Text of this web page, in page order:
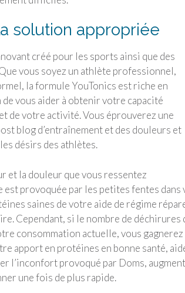
solution appropriée
créé pour les sports ainsi que des
vous soyez un athlète professionnel,
la formule YouTonics est riche en
vous aider à obtenir votre capacité
de votre activité. Vous éprouverez une
blog d’entraînement et des douleurs et
désirs des athlètes.
et la douleur que vous ressentez
provoquée par les petites fentes dans
saines de votre aide de régime
Cependant, si le nombre de déchirures
consommation actuelle, vous gagnerez
apport en protéines en bonne santé,
l’inconfort provoqué par Doms,
une fois de plus rapide.